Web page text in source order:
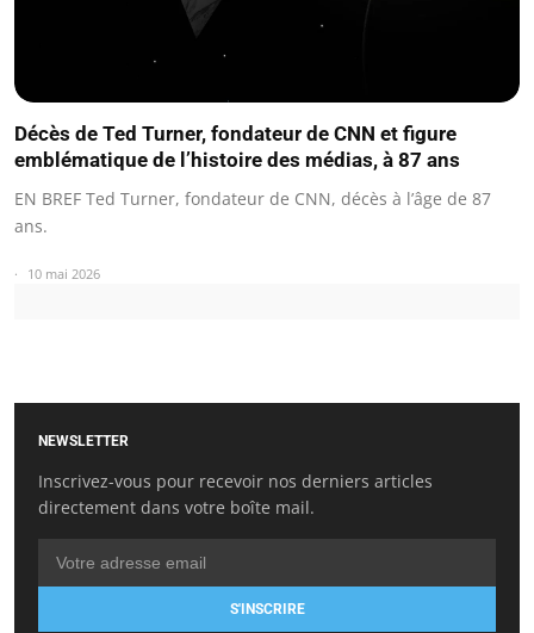
Décès de Ted Turner, fondateur de CNN et figure
emblématique de l’histoire des médias, à 87 ans
EN BREF Ted Turner, fondateur de CNN, décès à l’âge de 87
ans.
10 mai 2026
NEWSLETTER
Inscrivez-vous pour recevoir nos derniers articles
directement dans votre boîte mail.
S'INSCRIRE